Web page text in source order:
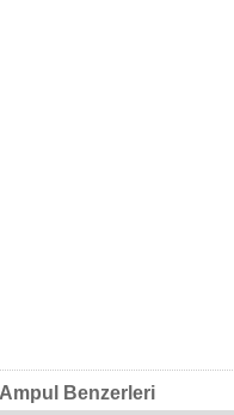
Benzerleri